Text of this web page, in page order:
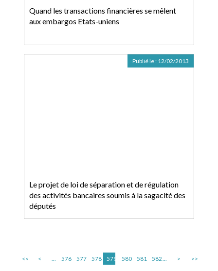
Quand les transactions financières se mêlent
aux embargos Etats-uniens
Le projet de loi de séparation et de régulation
des activités bancaires soumis à la sagacité des
députés
Publié le : 12/02/2013
<< < ... 576 577 578 579 580 581 582... > >>